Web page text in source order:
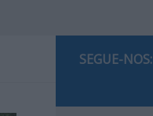
SEGUE-NOS: